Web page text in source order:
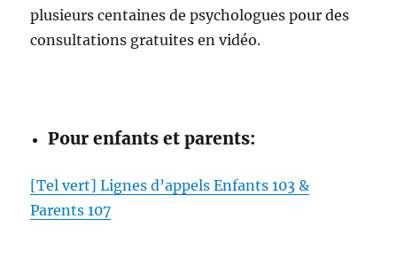
plusieurs centaines de psychologues pour des
consultations gratuites en vidéo.
Pour enfants et parents:
[Tel vert] Lignes d’appels Enfants 103 &
Parents 107